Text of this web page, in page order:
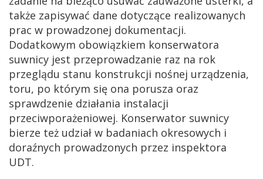
także zapisywać dane dotyczące realizowanych
prac w prowadzonej dokumentacji.
Dodatkowym obowiązkiem konserwatora
suwnicy jest przeprowadzanie raz na rok
przeglądu stanu konstrukcji nośnej urządzenia,
toru, po którym się ona porusza oraz
sprawdzenie działania instalacji
przeciwporażeniowej. Konserwator suwnicy
bierze też udział w badaniach okresowych i
doraźnych prowadzonych przez inspektora
UDT.